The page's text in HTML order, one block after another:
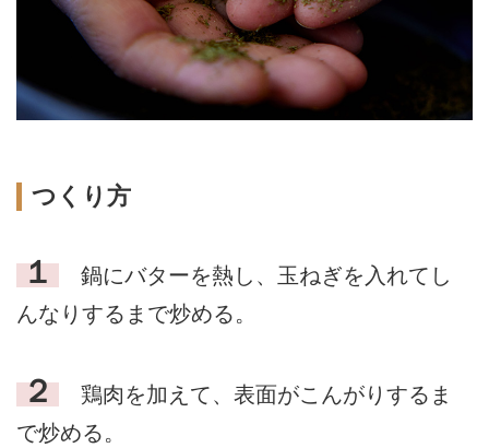
つくり方
１
鍋にバターを熱し、玉ねぎを入れてし
んなりするまで炒める。
２
鶏肉を加えて、表面がこんがりするま
で炒める。